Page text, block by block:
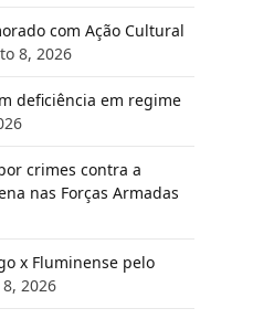
com Ação Cultural
8, 2026
deficiência em regime
crimes contra a
nas Forças Armadas
x Fluminense pelo
2026